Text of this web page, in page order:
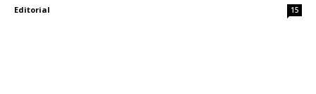
Editorial 15